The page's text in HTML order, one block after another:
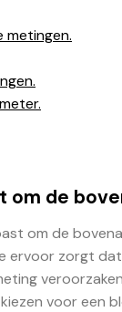
metingen.
om de
om de
ervoor zorgt
voor een